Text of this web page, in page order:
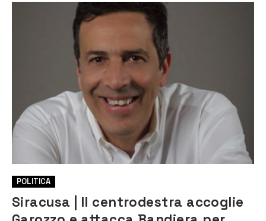
POLITICA
Siracusa | Il centrodestra accoglie